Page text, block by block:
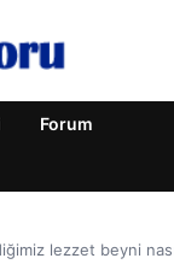
Forum
lezzet beyni